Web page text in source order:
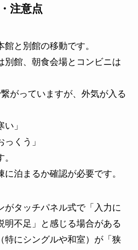
注意点
と別館の移動です。
別館、朝食会場とコンビニは
がっていますが、外気が入る
」
っくう」
泊まるか確認が必要です。
がタッチパネル式で「入力に
明不足」と感じる場合がある
特にシングルや和室）が「狭